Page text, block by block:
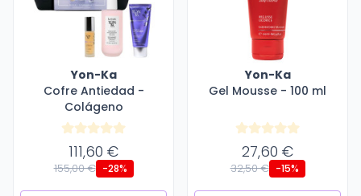
Yon-Ka
Cofre Antiedad -
Colágeno
111,60 €
155,00 € -28%
Yon-Ka
Gel Mousse - 100 ml
27,60 €
32,50 € -15%